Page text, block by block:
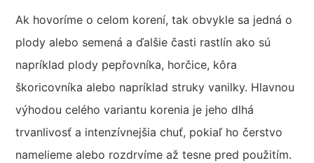
Ak hovoríme o celom korení, tak obvykle sa jedná o
plody alebo semená a ďalšie časti rastlín ako sú
napríklad plody pepřovníka, horčice, kôra
škoricovníka alebo napríklad struky vanilky. Hlavnou
výhodou celého variantu korenia je jeho dlhá
trvanlivosť a intenzívnejšia chuť, pokiaľ ho čerstvo
namelieme alebo rozdrvíme až tesne pred použitím.